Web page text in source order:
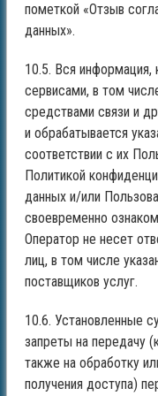
пометкой «Отзыв
данных».
10.5. Вся информация,
сервисами, в том
средствами связи и
и обрабатывается
соответствии с их
Политикой
данных и/или
своевременно
Оператор не несет
лиц, в том числе
поставщиков услуг.
10.6. Установленные
запреты на передачу
также на обработку
получения доступа)